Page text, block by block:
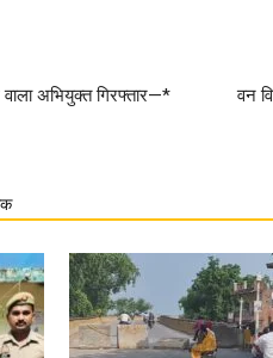
अभियुक्त गिरफ्तार—*
वन